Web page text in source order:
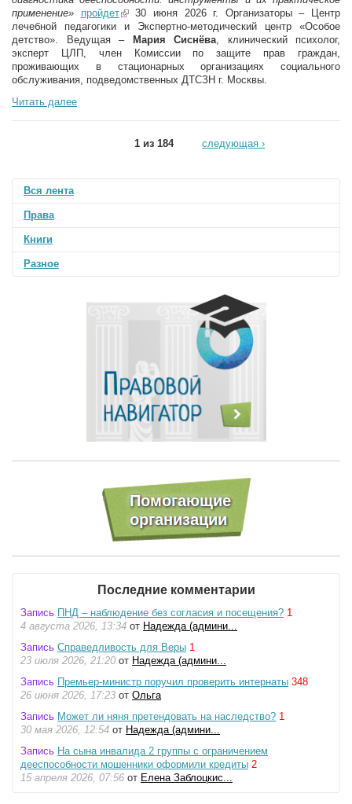
применение»
пройдет(link is external)
30 июня 2026 г. Организаторы – Центр
лечебной педагогики и Экспертно-методический центр «Особое
детство». Ведущая –
Мария Сиснёва , клинический психолог,
эксперт ЦЛП, член Комиссии по защите прав граждан,
проживающих в стационарных организациях социального
обслуживания, подведомственных ДТСЗН г. Москвы.
Читать далее
1 из 184 следующая ›
Вся лента
Права
Книги
Разное
Последние комментарии
Запись ПНД – наблюдение без согласия и посещения? 1
4 августа 2026, 13:34 от Надежда (админи...
Запись Справедливость для Веры 1
23 июля 2026, 21:20 от Надежда (админи...
Запись Премьер-министр поручил проверить интернаты 348
26 июня 2026, 17:23 от Ольга
Запись Может ли няня претендовать на наследство? 1
30 мая 2026, 12:54 от Надежда (админи...
Запись На сына инвалида 2 группы с ограничением
дееспособности мошенники оформили кредиты 2
15 апреля 2026, 07:56 от Елена Заблоцкис...